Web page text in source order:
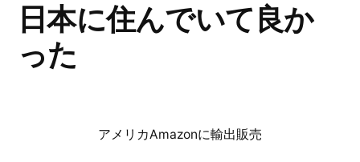
日本に住んでいて良か
った
アメリカAmazonに輸出販売